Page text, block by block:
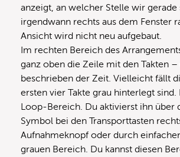
anzeigt, an welcher Stelle wir gerade
irgendwann rechts aus dem Fenster
Ansicht wird nicht neu aufgebaut.
Im rechten Bereich des
ganz oben die Zeile mit den Takten
beschrieben der Zeit. Vielleicht fällt
ersten vier Takte grau hinterlegt sind.
Loop-Bereich. Du aktivierst ihn über
Symbol bei den Transporttasten
Aufnahmeknopf oder durch
grauen Bereich. Du kannst diesen